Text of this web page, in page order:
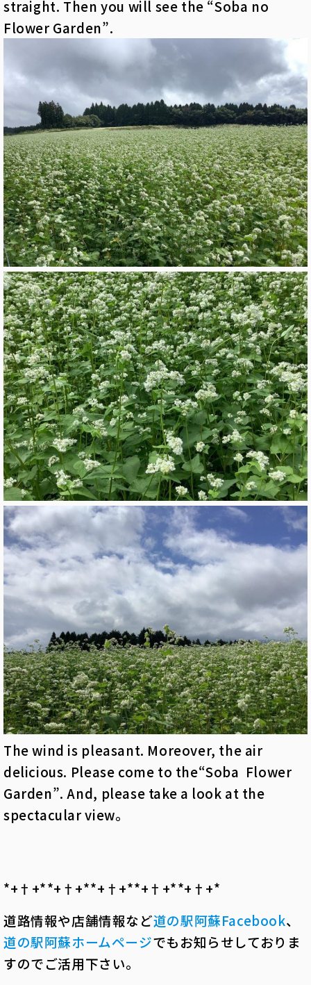
straight. Then you will see the “Soba no
Flower Garden”.
The wind is pleasant. Moreover, the air
delicious. Please come to the“Soba Flower
Garden”. And, please take a look at the
spectacular view。
*+†+*――*+†+*――*+†+*――*+†+*――*+†+*――
道路情報や店舗情報など道の駅阿蘇Facebook、
道の駅阿蘇ホームページでもお知らせしておりま
すのでご活用下さい。